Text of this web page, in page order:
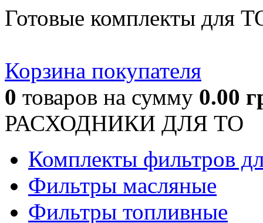
Готовые комплекты для
Корзина покупателя
0 товаров на сумму 0.00
РАСХОДНИКИ ДЛЯ ТО
Комплекты фильтров
Фильтры масляные
Фильтры топливные